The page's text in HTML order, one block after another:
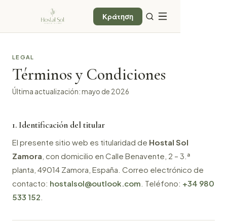
Κράτηση
LEGAL
Términos y Condiciones
Última actualización: mayo de 2026
1. Identificación del titular
El presente sitio web es titularidad de Hostal Sol
Zamora , con domicilio en Calle Benavente, 2 – 3.ª
planta, 49014 Zamora, España. Correo electrónico de
contacto: hostalsol@outlook.com . Teléfono: +34 980
533 152